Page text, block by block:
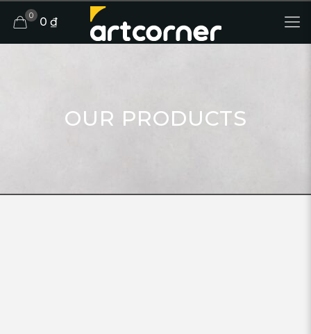
0 0 ₫
OUR PRODUCTS